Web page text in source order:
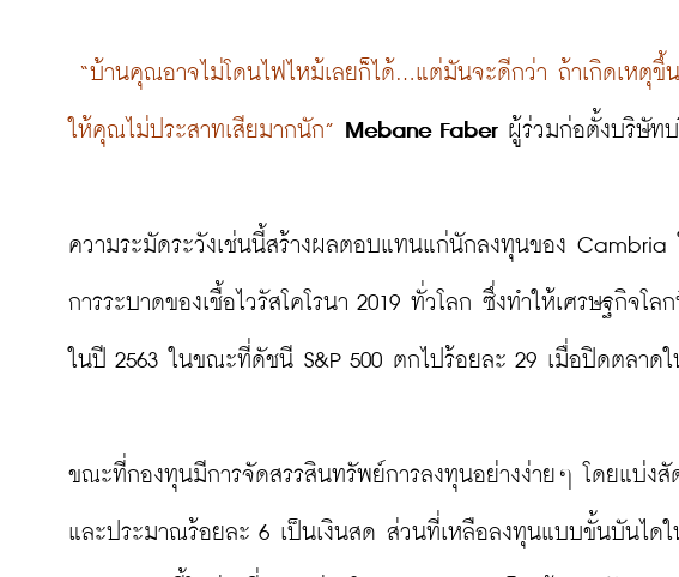
“บ้านคุณอาจไม่โดนไฟไหม้เลยก็ได้...แต่มันจะดีกว่า ถ้าเกิดเห
ให้คุณไม่ประสาทเสียมากนัก” Mebane Faber ผู้ร่วมก่อตั้งบริษัทบ
ความระมัดระวังเช่นนี้สร้างผลตอบแทนแก่นักลงทุนของ Cambria
การระบาดของเชื้อไวรัสโคโรนา 2019 ทั่วโลก ซึ่งทำให้เศรษฐกิจโ
ในปี 2563 ในขณะที่ดัชนี S&P 500 ตกไปร้อยละ 29 เมื่อปิดตลาด
ขณะที่กองทุนมีการจัดสรรสินทรัพย์การลงทุนอย่างง่ายๆ โดยแบ่งสั
และประมาณร้อยละ 6 เป็นเงินสด ส่วนที่เหลือลงทุนแบบขั้นบันได